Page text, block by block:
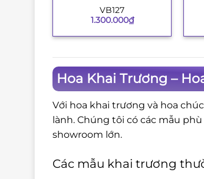
VB127
1.300.000₫
Hoa Khai Trương –
Với hoa khai trương và hoa
lành. Chúng tôi có các mẫu
showroom lớn.
Các mẫu khai trương